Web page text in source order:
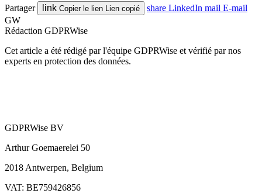
Partager link Copier le lien Lien copié share LinkedIn mail E-mail
GW
Rédaction GDPRWise
Cet article a été rédigé par l'équipe GDPRWise et vérifié par nos
experts en protection des données.
GDPRWise BV
Arthur Goemaerelei 50
2018 Antwerpen, Belgium
VAT: BE759426856